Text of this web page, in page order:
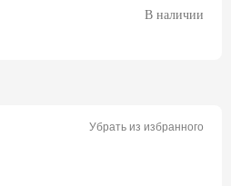
В наличии
Убрать из избранного